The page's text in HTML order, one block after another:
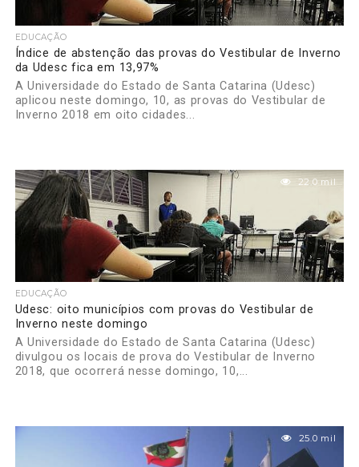
EDUCAÇÃO
Índice de abstenção das provas do Vestibular de Inverno
da Udesc fica em 13,97%
A Universidade do Estado de Santa Catarina (Udesc)
aplicou neste domingo, 10, as provas do Vestibular de
Inverno 2018 em oito cidades...
22.0 mil
EDUCAÇÃO
Udesc: oito municípios com provas do Vestibular de
Inverno neste domingo
A Universidade do Estado de Santa Catarina (Udesc)
divulgou os locais de prova do Vestibular de Inverno
2018, que ocorrerá nesse domingo, 10,...
25.0 mil